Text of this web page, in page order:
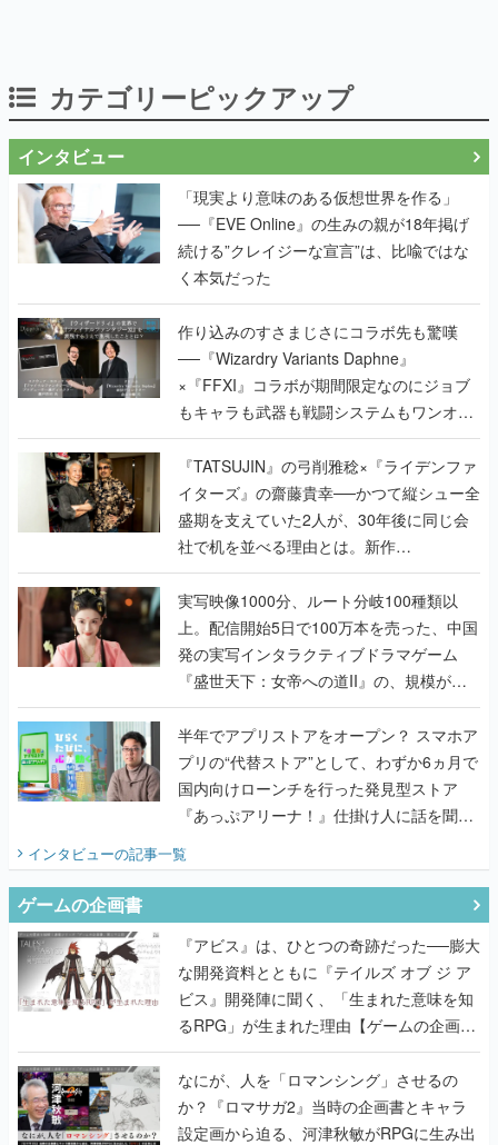
カテゴリーピックアップ
インタビュー
「現実より意味のある仮想世界を作る」
──『EVE Online』の生みの親が18年掲げ
続ける”クレイジーな宣言”は、比喩ではな
く本気だった
作り込みのすさまじさにコラボ先も驚嘆
──『Wizardry Variants Daphne』
×『FFXI』コラボが期間限定なのにジョブ
もキャラも武器も戦闘システムもワンオフ
で作り込まれた理由を両ディレクターに聞
く
『TATSUJIN』の弓削雅稔×『ライデンファ
イターズ』の齋藤貴幸──かつて縦シュー全
盛期を支えていた2人が、30年後に同じ会
社で机を並べる理由とは。新作
『TATSUJIN EXTREME』で初タッグを組
んだレジェンド2人に訊く開発秘話
実写映像1000分、ルート分岐100種類以
上。配信開始5日で100万本を売った、中国
発の実写インタラクティブドラマゲーム
『盛世天下：女帝への道II』の、規模が違
うこだわりをプロデューサーに聞いた
半年でアプリストアをオープン？ スマホア
プリの“代替ストア”として、わずか6ヵ月で
国内向けローンチを行った発見型ストア
『あっぷアリーナ！』仕掛け人に話を聞い
インタビューの記事一覧
ゲームの企画書
『アビス』は、ひとつの奇跡だった──膨大
な開発資料とともに『テイルズ オブ ジ ア
ビス』開発陣に聞く、「生まれた意味を知
るRPG」が生まれた理由【ゲームの企画
書】
なにが、人を「ロマンシング」させるの
か？『ロマサガ2』当時の企画書とキャラ
設定画から迫る、河津秋敏がRPGに生み出